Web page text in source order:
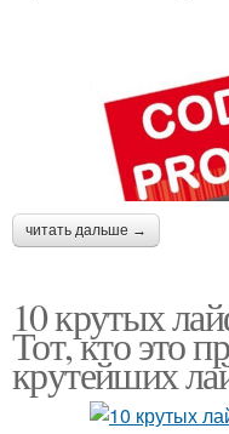
читать дальше →
10 крутых
Тот, кто это
крутейших